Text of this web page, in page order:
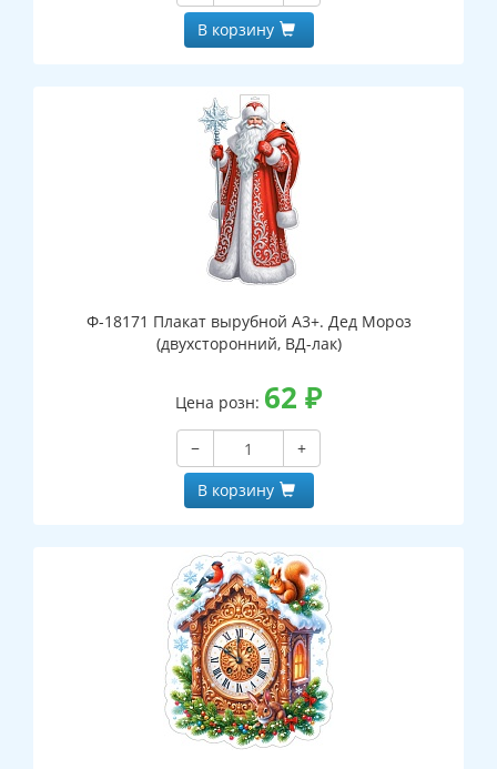
В корзину
Ф-18171 Плакат вырубной А3+. Дед Мороз
(двухсторонний, ВД-лак)
Цена розн: 62 ₽
−
+
В корзину